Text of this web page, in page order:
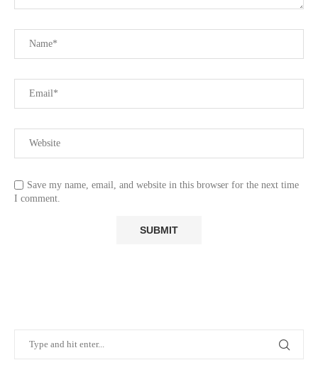
Save my name, email, and website in this browser for the next time
I comment.